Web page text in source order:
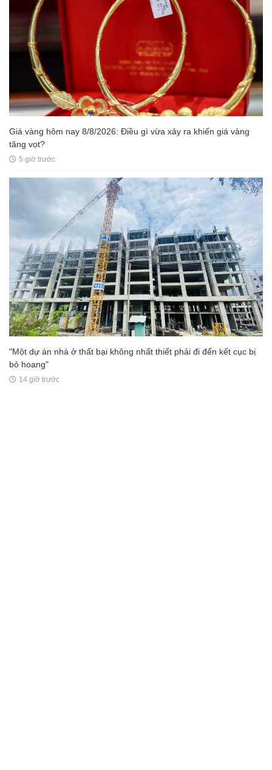
Giá vàng hôm nay 8/8/2026: Điều gì vừa xảy ra khiến giá vàng
tăng vọt?
5 giờ trước
"Một dự án nhà ở thất bại không nhất thiết phải đi đến kết cục bị
bỏ hoang"
14 giờ trước